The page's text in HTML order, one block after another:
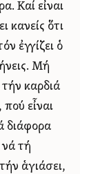
Καί εἶναι
κανείς ὅτι
ἐγγίζει ὁ
Μή
καρδιά
εἶναι
διάφορα
τή
ἁγιάσει,